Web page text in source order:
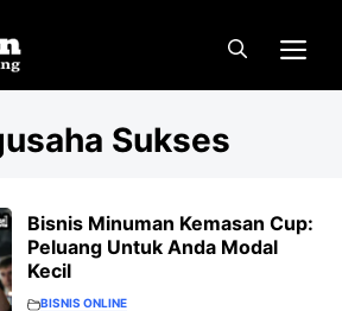
Sukses
Bisnis Minuman Kemasan Cup:
Peluang Untuk Anda Modal
Kecil
BISNIS ONLINE